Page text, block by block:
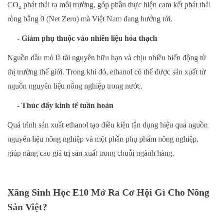
CO₂ phát thải ra môi trường, góp phần thực hiện cam kết phát thải
ròng bằng 0 (Net Zero) mà Việt Nam đang hướng tới.
- Giảm phụ thuộc vào nhiên liệu hóa thạch
Nguồn dầu mỏ là tài nguyên hữu hạn và chịu nhiều biến động từ
thị trường thế giới. Trong khi đó, ethanol có thể được sản xuất từ
nguồn nguyên liệu nông nghiệp trong nước.
- Thúc đẩy kinh tế tuần hoàn
Quá trình sản xuất ethanol tạo điều kiện tận dụng hiệu quả nguồn
nguyên liệu nông nghiệp và một phần phụ phẩm nông nghiệp,
giúp nâng cao giá trị sản xuất trong chuỗi ngành hàng.
Xăng Sinh Học E10 Mở Ra Cơ Hội Gì Cho Nông
Sản Việt?